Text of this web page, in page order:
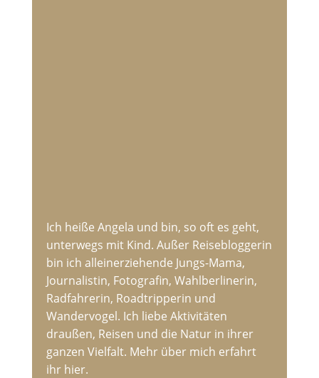
Ich heiße Angela und bin, so oft es geht,
unterwegs mit Kind. Außer Reisebloggerin
bin ich alleinerziehende Jungs-Mama,
Journalistin, Fotografin, Wahlberlinerin,
Radfahrerin, Roadtripperin und
Wandervogel. Ich liebe Aktivitäten
draußen, Reisen und die Natur in ihrer
ganzen Vielfalt. Mehr über mich erfahrt
ihr hier.